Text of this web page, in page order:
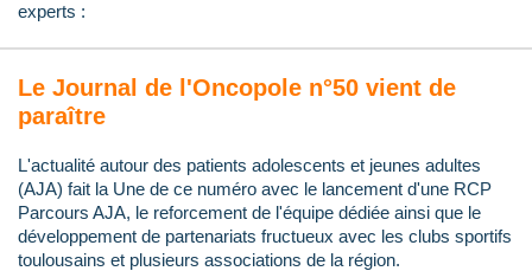
experts :
Le Journal de l'Oncopole n°50 vient de
paraître
L'actualité autour des patients adolescents et jeunes adultes
(AJA) fait la Une de ce numéro avec le lancement d'une RCP
Parcours AJA, le reforcement de l'équipe dédiée ainsi que le
développement de partenariats fructueux avec les clubs sportifs
toulousains et plusieurs associations de la région.